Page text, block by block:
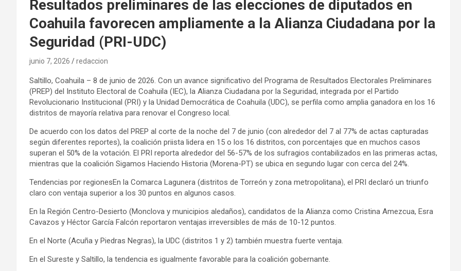
Resultados preliminares de las elecciones de diputados en
Coahuila favorecen ampliamente a la Alianza Ciudadana por la
Seguridad (PRI-UDC)
junio 7, 2026 redaccion
Saltillo, Coahuila – 8 de junio de 2026. Con un avance significativo del Programa de Resultados Electorales Preliminares
(PREP) del Instituto Electoral de Coahuila (IEC), la Alianza Ciudadana por la Seguridad, integrada por el Partido
Revolucionario Institucional (PRI) y la Unidad Democrática de Coahuila (UDC), se perfila como amplia ganadora en los 16
distritos de mayoría relativa para renovar el Congreso local.
De acuerdo con los datos del PREP al corte de la noche del 7 de junio (con alrededor del 7 al 77% de actas capturadas
según diferentes reportes), la coalición priista lidera en 15 o los 16 distritos, con porcentajes que en muchos casos
superan el 50% de la votación. El PRI reporta alrededor del 56-57% de los sufragios contabilizados en las primeras actas,
mientras que la coalición Sigamos Haciendo Historia (Morena-PT) se ubica en segundo lugar con cerca del 24%.
Tendencias por regionesEn la Comarca Lagunera (distritos de Torreón y zona metropolitana), el PRI declaró un triunfo
claro con ventaja superior a los 30 puntos en algunos casos.
En la Región Centro-Desierto (Monclova y municipios aledaños), candidatos de la Alianza como Cristina Amezcua, Esra
Cavazos y Héctor García Falcón reportaron ventajas irreversibles de más de 10-12 puntos.
En el Norte (Acuña y Piedras Negras), la UDC (distritos 1 y 2) también muestra fuerte ventaja.
En el Sureste y Saltillo, la tendencia es igualmente favorable para la coalición gobernante.